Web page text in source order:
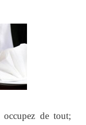
de tout;